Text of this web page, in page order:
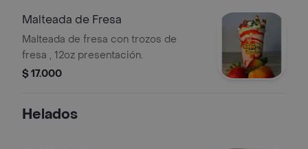
Malteada de Fresa
Malteada de fresa con trozos de
fresa , 12oz presentación.
$ 17.000
Helados